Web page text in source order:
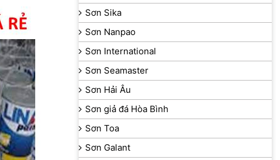
Sơn Sika
Sơn Nanpao
Sơn International
Sơn Seamaster
Sơn Hải Âu
Sơn giả đá Hòa Bình
Sơn Toa
Sơn Galant